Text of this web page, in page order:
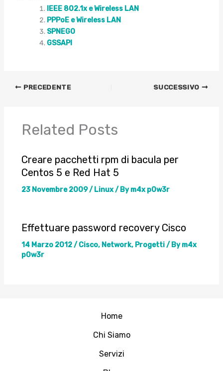
IEEE 802.1x e Wireless LAN
PPPoE e Wireless LAN
SPNEGO
GSSAPI
PRECEDENTE SUCCESSIVO
Related Posts
Creare pacchetti rpm di bacula per
Centos 5 e Red Hat 5
23 Novembre 2009/ Linux/ Bym4x p0w3r
Effettuare password recovery Cisco
14 Marzo 2012/ Cisco, Network, Progetti/ Bym4x
p0w3r
Home
Chi Siamo
Servizi